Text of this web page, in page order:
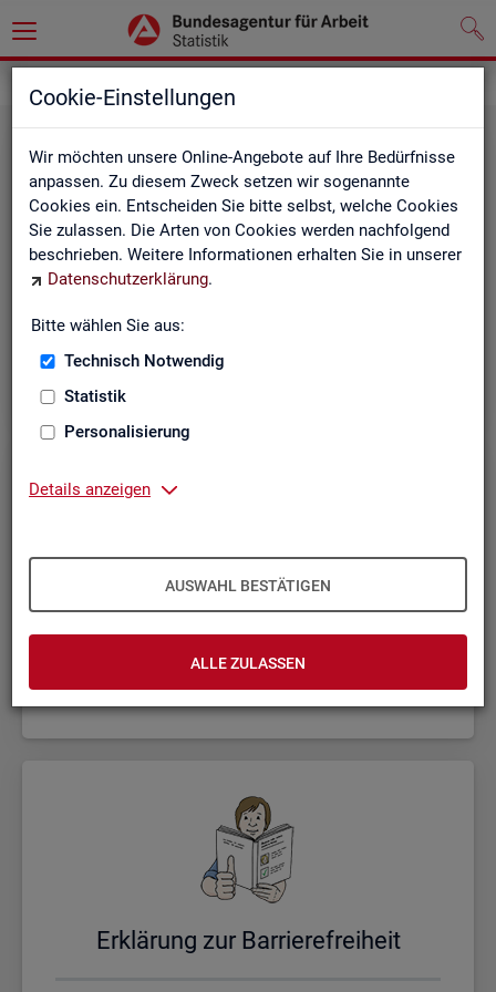
Cookie-Einstellungen
Wir möchten unsere Online-Angebote auf Ihre Bedürfnisse
anpassen. Zu diesem Zweck setzen wir sogenannte
Cookies ein. Entscheiden Sie bitte selbst, welche Cookies
Sie zulassen. Die Arten von Cookies werden nachfolgend
beschrieben. Weitere Informationen erhalten Sie in unserer
Datenschutzerklärung.
Bitte wählen Sie aus:
Technisch Notwendig
Statistik
Personalisierung
Details anzeigen
AUSWAHL BESTÄTIGEN
ALLE ZULASSEN
Er­klä­rung zur Bar­rie­re­frei­heit